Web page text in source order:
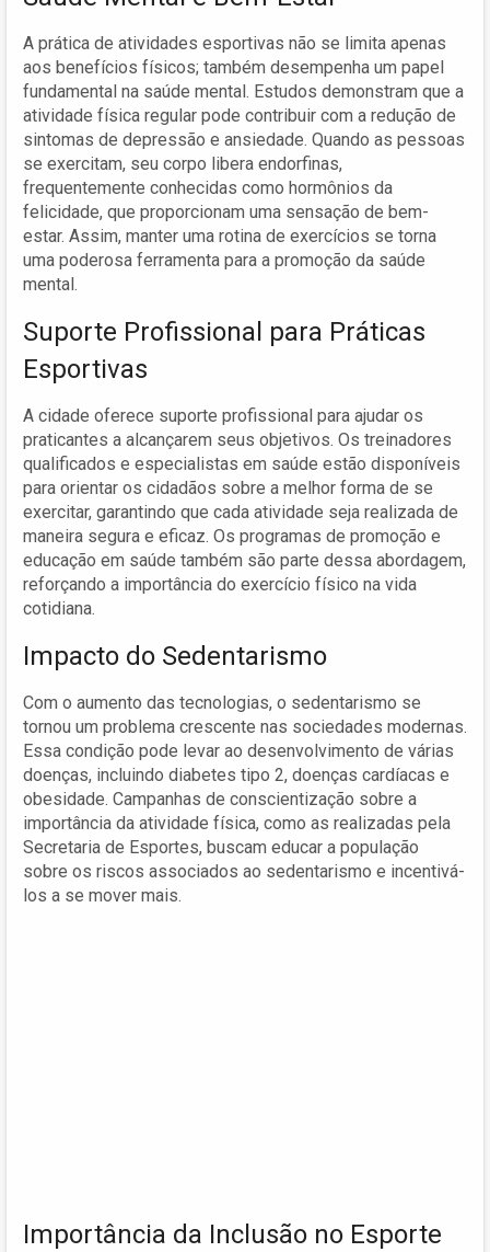
A prática de atividades esportivas não se limita apenas
aos benefícios físicos; também desempenha um papel
fundamental na saúde mental. Estudos demonstram que a
atividade física regular pode contribuir com a redução de
sintomas de depressão e ansiedade. Quando as pessoas
se exercitam, seu corpo libera endorfinas,
frequentemente conhecidas como hormônios da
felicidade, que proporcionam uma sensação de bem-
estar. Assim, manter uma rotina de exercícios se torna
uma poderosa ferramenta para a promoção da saúde
mental.
Suporte Profissional para Práticas
Esportivas
A cidade oferece suporte profissional para ajudar os
praticantes a alcançarem seus objetivos. Os treinadores
qualificados e especialistas em saúde estão disponíveis
para orientar os cidadãos sobre a melhor forma de se
exercitar, garantindo que cada atividade seja realizada de
maneira segura e eficaz. Os programas de promoção e
educação em saúde também são parte dessa abordagem,
reforçando a importância do exercício físico na vida
cotidiana.
Impacto do Sedentarismo
Com o aumento das tecnologias, o sedentarismo se
tornou um problema crescente nas sociedades modernas.
Essa condição pode levar ao desenvolvimento de várias
doenças, incluindo diabetes tipo 2, doenças cardíacas e
obesidade. Campanhas de conscientização sobre a
importância da atividade física, como as realizadas pela
Secretaria de Esportes, buscam educar a população
sobre os riscos associados ao sedentarismo e incentivá-
los a se mover mais.
Importância da Inclusão no Esporte